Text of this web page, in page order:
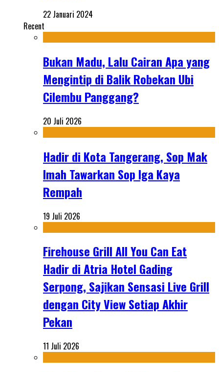
22 Januari 2024
Recent
Bukan Madu, Lalu Cairan Apa yang
Mengintip di Balik Robekan Ubi
Cilembu Panggang?
20 Juli 2026
Hadir di Kota Tangerang, Sop Mak
Imah Tawarkan Sop Iga Kaya
Rempah
19 Juli 2026
Firehouse Grill All You Can Eat
Hadir di Atria Hotel Gading
Serpong, Sajikan Sensasi Live Grill
dengan City View Setiap Akhir
Pekan
11 Juli 2026